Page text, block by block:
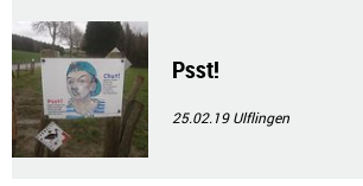
Psst!
25.02.19Ulflingen